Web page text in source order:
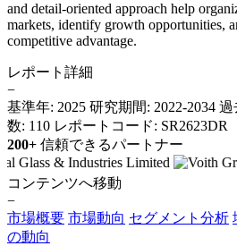
and detail-oriented approach help
markets, identify growth opportunities,
competitive advantage.
レポート詳細
−
基準年: 2025 研究期間: 2022-2034 過
数: 110 レポートコード: SR2623DR
200+ 信頼できるパートナー
コンテンツへ移動
−
市場概要 市場動向 セグメント分析
の動向